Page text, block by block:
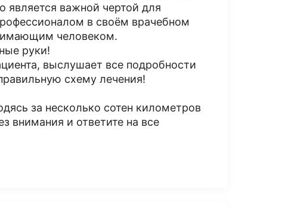
является важной чертой для
в своём врачебном
человеком.
руки!
выслушает все подробности
схему лечения!
за несколько сотен километров
внимания и ответите на все